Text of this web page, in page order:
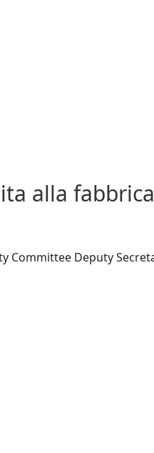
alla
Committee Deputy